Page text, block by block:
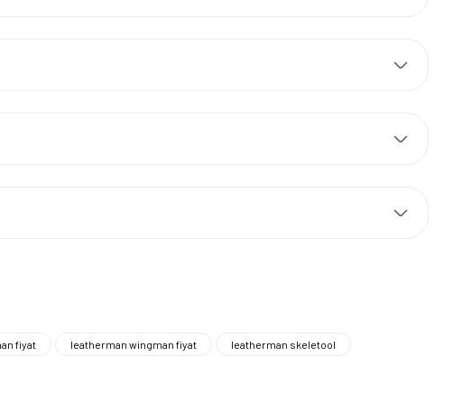
fiyat leatherman wingman fiyat leatherman skeletool